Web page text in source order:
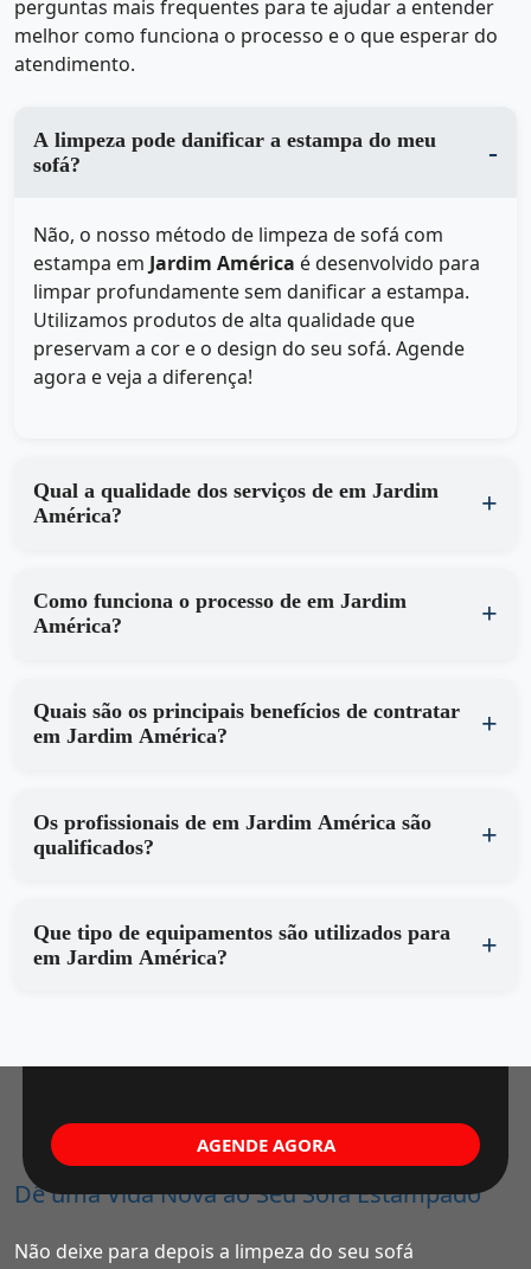
perguntas mais frequentes para te ajudar a entender
melhor como funciona o processo e o que esperar do
atendimento.
A limpeza pode danificar a estampa do meu
sofá?
Não, o nosso método de limpeza de sofá com
estampa em Jardim América é desenvolvido para
limpar profundamente sem danificar a estampa.
Utilizamos produtos de alta qualidade que
preservam a cor e o design do seu sofá. Agende
agora e veja a diferença!
Qual a qualidade dos serviços de em Jardim
América?
Como funciona o processo de em Jardim
América?
Quais são os principais benefícios de contratar
em Jardim América?
Os profissionais de em Jardim América são
qualificados?
Que tipo de equipamentos são utilizados para
em Jardim América?
Dê uma Vida Nova ao Seu Sofá Estampado
Não deixe para depois a limpeza do seu sofá
AGENDE AGORA